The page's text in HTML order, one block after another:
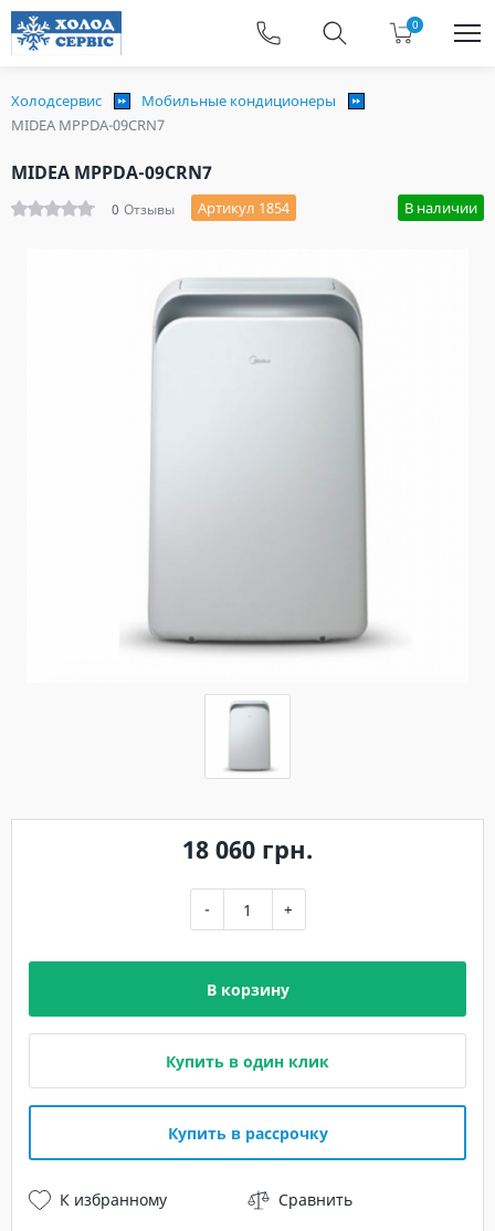
0
Холодсервис
Мобильные кондиционеры
MIDEA MPPDA-09CRN7
MIDEA MPPDA-09CRN7
0 Отзывы Артикул 1854 В наличии
18 060 грн.
- +
В корзину
Купить в один клик
Купить в рассрочку
К избранному Сравнить